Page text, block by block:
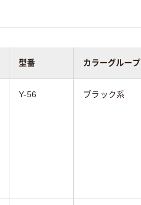
型番 カラーグループ
Y-56 ブラック系